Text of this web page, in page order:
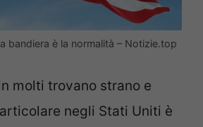
bandiera è la normalità – Notizie.top
molti trovano strano e
negli Stati Uniti è